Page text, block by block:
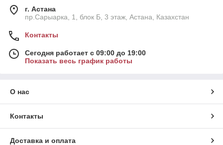
г. Астана
пр.Сарыарка, 1, блок Б, 3 этаж, Астана, Казахстан
Контакты
Сегодня работает с 09:00 до 19:00
Показать весь график работы
О нас
Контакты
Доставка и оплата